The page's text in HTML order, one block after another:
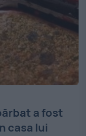
a fost
casa lui